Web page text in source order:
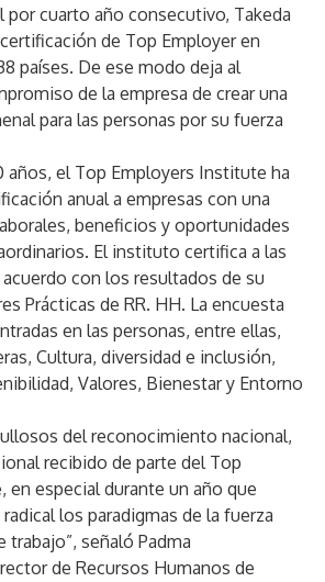
cuarto año consecutivo, Takeda
de Top Employer en
países. De ese modo deja al
de la empresa de crear una
para las personas por su fuerza
años, el Top Employers Institute ha
anual a empresas con una
beneficios y oportunidades
El instituto certifica a las
con los resultados de su
Prácticas de RR. HH. La encuesta
en las personas, entre ellas,
Cultura, diversidad e inclusión,
Valores, Bienestar y Entorno
del reconocimiento nacional,
recibido de parte del Top
en especial durante un año que
los paradigmas de la fuerza
trabajo”, señaló Padma
de Recursos Humanos de